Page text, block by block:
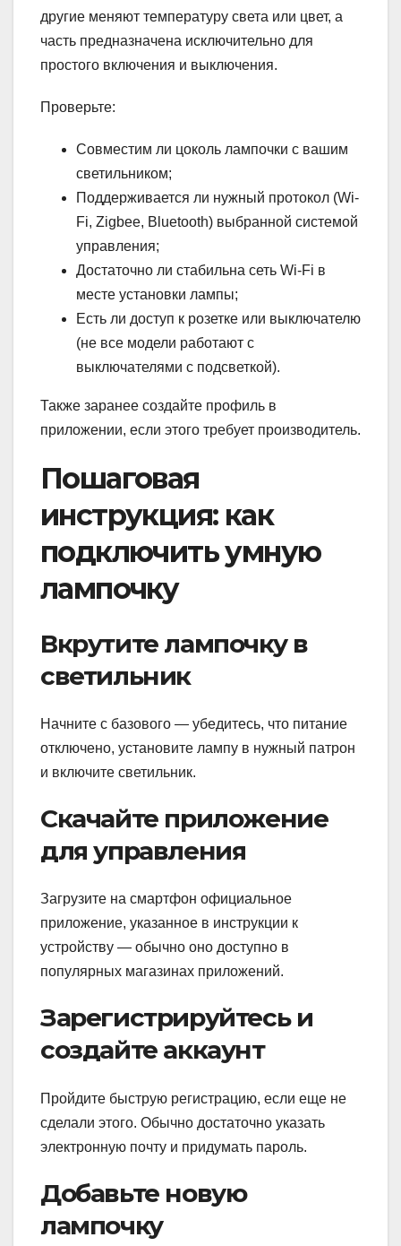
другие меняют температуру света или цвет, а
часть предназначена исключительно для
простого включения и выключения.
Проверьте:
Совместим ли цоколь лампочки с вашим
светильником;
Поддерживается ли нужный протокол (Wi-
Fi, Zigbee, Bluetooth) выбранной системой
управления;
Достаточно ли стабильна сеть Wi-Fi в
месте установки лампы;
Есть ли доступ к розетке или выключателю
(не все модели работают с
выключателями с подсветкой).
Также заранее создайте профиль в
приложении, если этого требует производитель.
Пошаговая
инструкция: как
подключить умную
лампочку
Вкрутите лампочку в
светильник
Начните с базового — убедитесь, что питание
отключено, установите лампу в нужный патрон
и включите светильник.
Скачайте приложение
для управления
Загрузите на смартфон официальное
приложение, указанное в инструкции к
устройству — обычно оно доступно в
популярных магазинах приложений.
Зарегистрируйтесь и
создайте аккаунт
Пройдите быструю регистрацию, если еще не
сделали этого. Обычно достаточно указать
электронную почту и придумать пароль.
Добавьте новую
лампочку